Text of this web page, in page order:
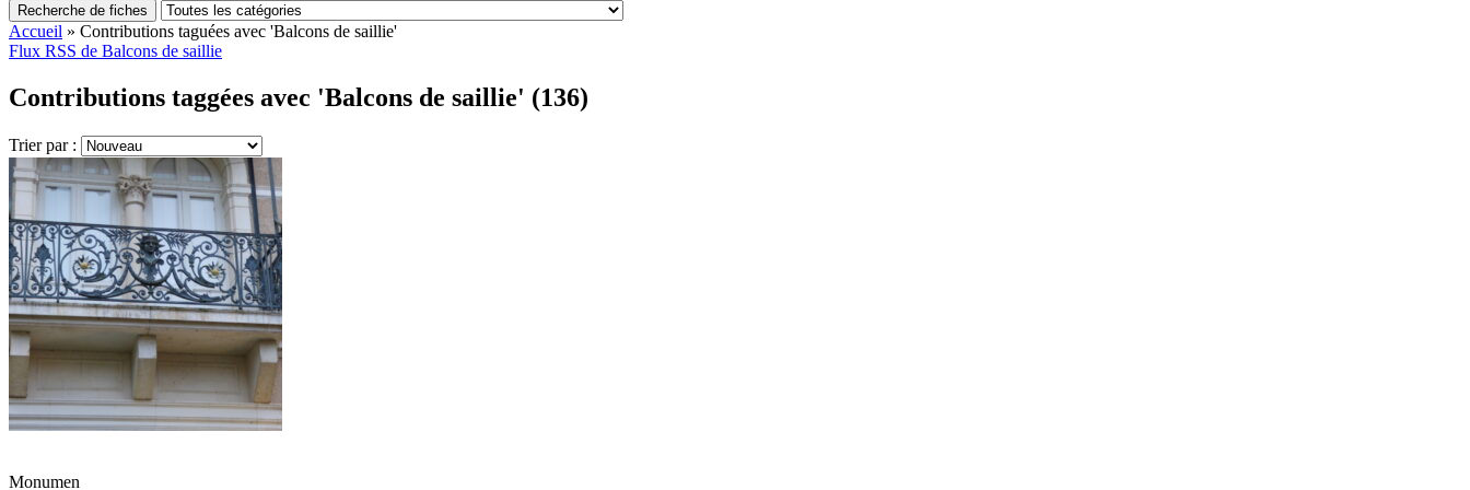
Recherche de fiches
Accueil » Contributions taguées avec 'Balcons de saillie'
Flux RSS de Balcons de saillie
Contributions taggées avec 'Balcons de saillie' (136)
Trier par :
Monumen